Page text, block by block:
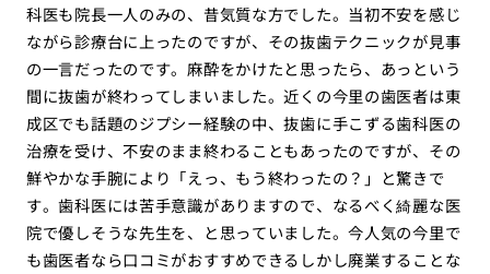
科医も院長一人のみの、昔気質な方でした。当初不安を感じ
ながら診療台に上ったのですが、その抜歯テクニックが見事
の一言だったのです。麻酔をかけたと思ったら、あっという
間に抜歯が終わってしまいました。近くの今里の歯医者は東
成区でも話題のジプシー経験の中、抜歯に手こずる歯科医の
治療を受け、不安のまま終わることもあったのですが、その
鮮やかな手腕により「えっ、もう終わったの？」と驚きで
す。歯科医には苦手意識がありますので、なるべく綺麗な医
院で優しそうな先生を、と思っていました。今人気の今里で
も歯医者なら口コミがおすすめできる しかし廃業することな